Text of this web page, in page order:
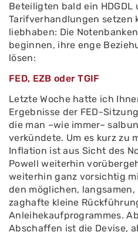
Beteiligten bald ein HDGDL
Tarifverhandlungen setzen
liebhaben: Die
beginnen, ihre enge
lösen:
FED, EZB oder TGIF
Letzte Woche hatte ich
Ergebnisse der FED-
die man –wie immer–
verkündete. Um es kurz zu
Inflation ist aus Sicht des
Powell weiterhin
weiterhin ganz vorsichtig
den möglichen,
zaghafte kleine
Anleihekaufprogrammes.
Abschaffen ist die Devise,